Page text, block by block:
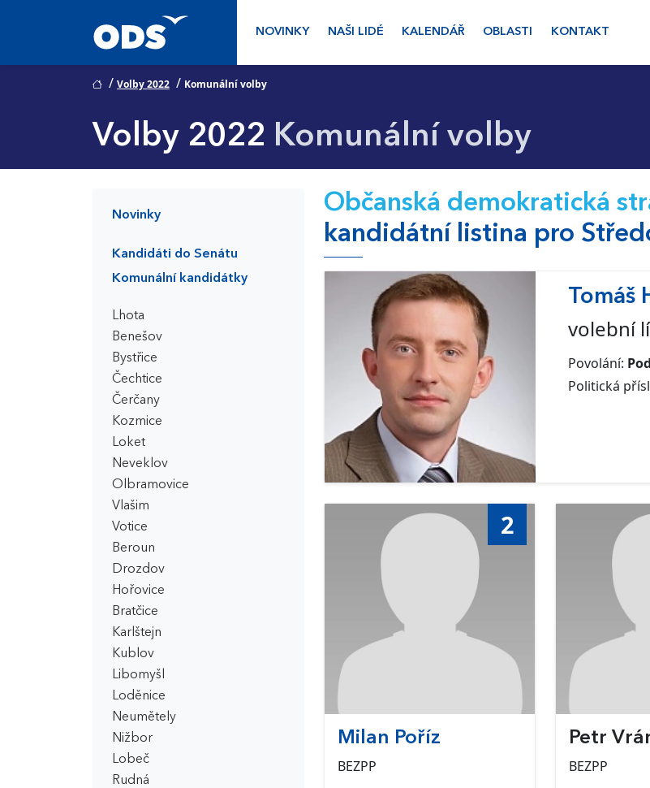
NOVINKY NAŠI LIDÉ KALENDÁŘ OBLASTI KONTAKT
/ Volby 2022 / Komunální volby
Volby 2022 Komunální volby
Novinky
Kandidáti do Senátu
Komunální kandidátky
Lhota
Benešov
Bystřice
Čechtice
Čerčany
Kozmice
Loket
Neveklov
Olbramovice
Vlašim
Votice
Beroun
Drozdov
Hořovice
Bratčice
Karlštejn
Kublov
Libomyšl
Loděnice
Neumětely
Nižbor
Lobeč
Rudná
Občanská demokratická
kandidátní listina pro
Tomáš
volební
Povolání:
Politická
2
Milan Poříz
BEZPP
Petr
BEZPP